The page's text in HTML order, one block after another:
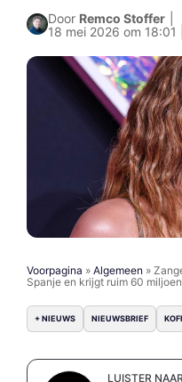
Door Remco Stoffer
18 mei 2026 om 18:01
Voorpagina » Algemeen »
Spanje en krijgt ruim 60
+ NIEUWS NIEUWSBRIEF
LUISTER